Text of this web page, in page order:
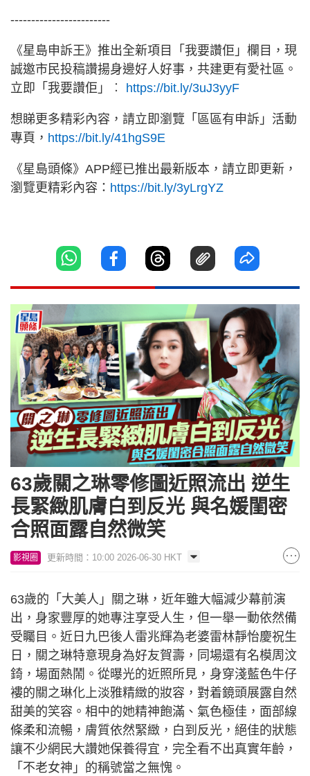
------------------------
《星島申訴王》推出全新項目「我要讚佢」欄目，現
誠邀市民投稿讚揚身邊好人好事，共建更有愛社區。
立即「我要讚佢」︰
https://bit.ly/3uJ3yyF
想睇更多精彩內容，請立即瀏覽「區區有申訴」活動
專頁， https://bit.ly/41hgS9E
《星島頭條》APP經已推出最新版本，請立即更新，
瀏覽更精彩內容： https://bit.ly/3yLrgYZ
63歲關之琳零修圖近照流出 逆生
長緊緻肌膚白到反光 與名媛閨密
合照面露自然微笑
影視圈 更新時間：10:00 2026-06-30 HKT
63歲的「大美人」關之琳，近年雖大幅減少幕前演
出，身家豐厚的她專注享受人生，但一舉一動依然備
受矚目。近日九巴後人雷兆輝為老婆雷林靜怡慶祝生
日，關之琳特意現身為好友賀壽，同場還有名模周汶
錡，場面熱鬧。從曝光的近照所見，身穿淺藍色牛仔
褸的關之琳化上淡雅精緻的妝容，對着鏡頭展露自然
甜美的笑容。相中的她精神飽滿、氣色極佳，面部線
條柔和流暢，膚質依然緊緻，白到反光，絕佳的狀態
讓不少網民大讚她保養得宜，完全看不出真實年齡，
「不老女神」的稱號當之無愧。